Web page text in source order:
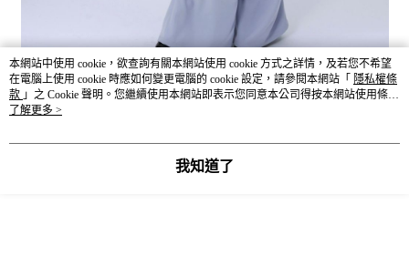
本網站中使用 cookie，欲查詢有關本網站使用 cookie 方式之詳情，及若您不希望
在電腦上使用 cookie 時應如何變更電腦的 cookie 設定，請參閱本網站「 隱私權條
款 」之 Cookie 聲明。您繼續使用本網站即表示您同意本公司得按本網站使用條款
之 Cookie 聲明使用 cookie。
了解更多 >
我知道了